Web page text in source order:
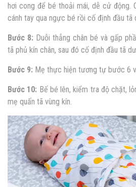
hơi cong để bé thoải mái, dễ cử động.
cánh tay qua ngực bé rồi cố định đầu tã
Bước 8: Duỗi thẳng chân bé và gấp
tã phủ kín chân, sau đó cố định đầu tã
Bước 9: Mẹ thực hiện tương tự bước 6
Bước 10: Bế bé lên, kiểm tra độ chặt,
mẹ quấn tã vùng kín.